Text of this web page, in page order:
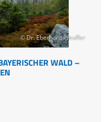
© Dr. Eberhard Pfeuffer
WALD –